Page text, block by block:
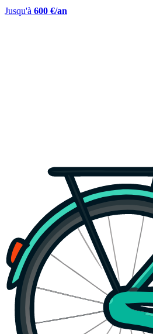
Jusqu'à 600 €/an